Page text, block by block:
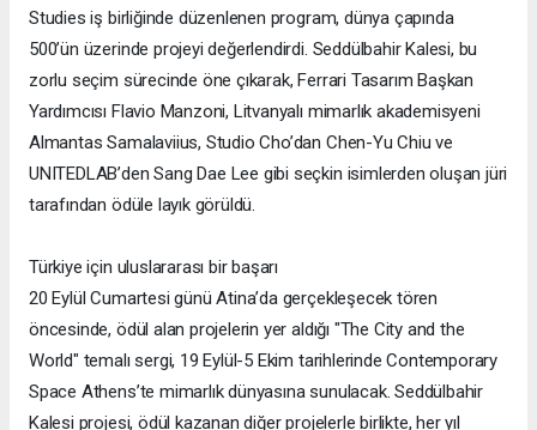
Studies iş birliğinde düzenlenen program, dünya çapında
500’ün üzerinde projeyi değerlendirdi. Seddülbahir Kalesi, bu
zorlu seçim sürecinde öne çıkarak, Ferrari Tasarım Başkan
Yardımcısı Flavio Manzoni, Litvanyalı mimarlık akademisyeni
Almantas Samalaviius, Studio Cho’dan Chen-Yu Chiu ve
UNITEDLAB’den Sang Dae Lee gibi seçkin isimlerden oluşan jüri
tarafından ödüle layık görüldü.
Türkiye için uluslararası bir başarı
20 Eylül Cumartesi günü Atina’da gerçekleşecek tören
öncesinde, ödül alan projelerin yer aldığı "The City and the
World" temalı sergi, 19 Eylül-5 Ekim tarihlerinde Contemporary
Space Athens’te mimarlık dünyasına sunulacak. Seddülbahir
Kalesi projesi, ödül kazanan diğer projelerle birlikte, her yıl